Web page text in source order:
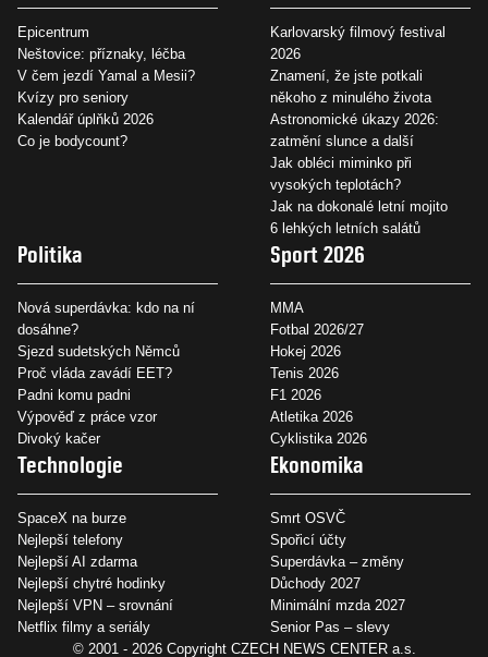
Epicentrum
Neštovice: příznaky, léčba
V čem jezdí Yamal a Mesii?
Kvízy pro seniory
Kalendář úplňků 2026
Co je bodycount?
Karlovarský filmový festival
2026
Znamení, že jste potkali
někoho z minulého života
Astronomické úkazy 2026:
zatmění slunce a další
Jak obléci miminko při
vysokých teplotách?
Jak na dokonalé letní mojito
6 lehkých letních salátů
Politika
Nová superdávka: kdo na ní
dosáhne?
Sjezd sudetských Němců
Proč vláda zavádí EET?
Padni komu padni
Výpověď z práce vzor
Divoký kačer
Sport 2026
MMA
Fotbal 2026/27
Hokej 2026
Tenis 2026
F1 2026
Atletika 2026
Cyklistika 2026
Technologie
SpaceX na burze
Nejlepší telefony
Nejlepší AI zdarma
Nejlepší chytré hodinky
Nejlepší VPN – srovnání
Netflix filmy a seriály
Ekonomika
Smrt OSVČ
Spořicí účty
Superdávka – změny
Důchody 2027
Minimální mzda 2027
Senior Pas – slevy
© 2001 - 2026 Copyright CZECH NEWS CENTER a.s.